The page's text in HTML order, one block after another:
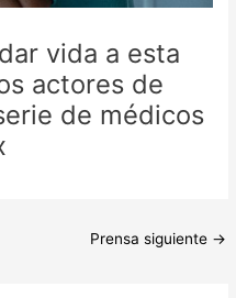
vida a esta
actores de
de médicos
Prensa siguiente →